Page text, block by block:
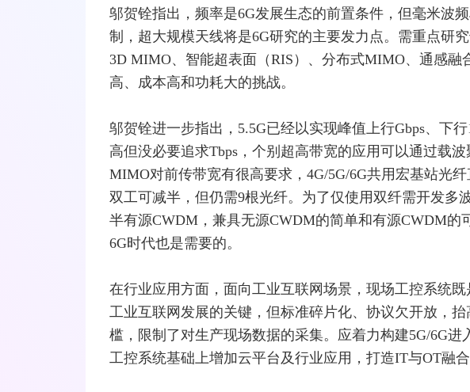
邬贺铨指出，频率是6G发展生态的前置条件，但毫米波
制，超大规模天线将是6G研究的主要发力点。需重点研
3D MIMO、智能超表面（RIS）、分布式MIMO、通感融
高、成本高和功耗大的挑战。
邬贺铨进一步指出，5.5G已经以实现峰值上行Gbps、下
高但没必要追求Tbps，个别超高带宽的应用可以通过载
MIMO对前传带宽有很高要求，4G/5G/6G共用宏基站光纤
双工可减半，但仍需9根光纤。为了仅使用双纤需开发多
半有源CWDM，兼具无源CWDM的简单和有源CWDM的
6G时代也是需要的。
在行业应用方面，面向工业互联网场景，现场工控系统
工业互联网发展的关键，但标准碎片化、协议欠开放，
槛，限制了对生产现场数据的采集。应着力构建5G/6G进
工控系统基础上增加云平台及行业应用，打造IT与OT融合